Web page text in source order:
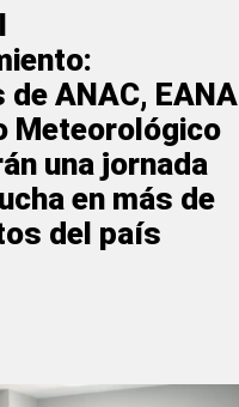
ANAC, EANA
Meteorológico
una jornada
en más de
del país